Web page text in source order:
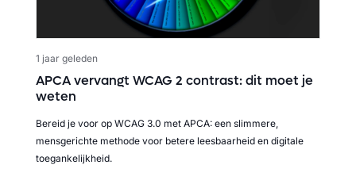
1 jaar geleden
APCA vervangt WCAG 2 contrast: dit moet je
weten
Bereid je voor op WCAG 3.0 met APCA: een slimmere,
mensgerichte methode voor betere leesbaarheid en digitale
toegankelijkheid.